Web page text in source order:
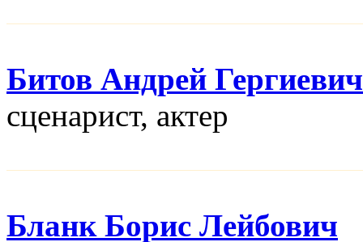
Битов Андрей Гергиевич
сценарист, актер
Бланк Борис Лейбович